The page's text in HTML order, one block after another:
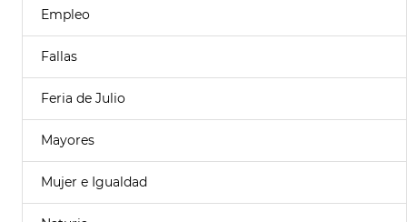
Empleo
Fallas
Feria de Julio
Mayores
Mujer e Igualdad